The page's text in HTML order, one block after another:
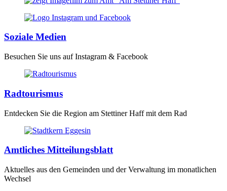
Soziale Medien
Besuchen Sie uns auf Instagram & Facebook
Radtourismus
Entdecken Sie die Region am Stettiner Haff mit dem Rad
Amtliches Mitteilungsblatt
Aktuelles aus den Gemeinden und der Verwaltung im monatlichen
Wechsel